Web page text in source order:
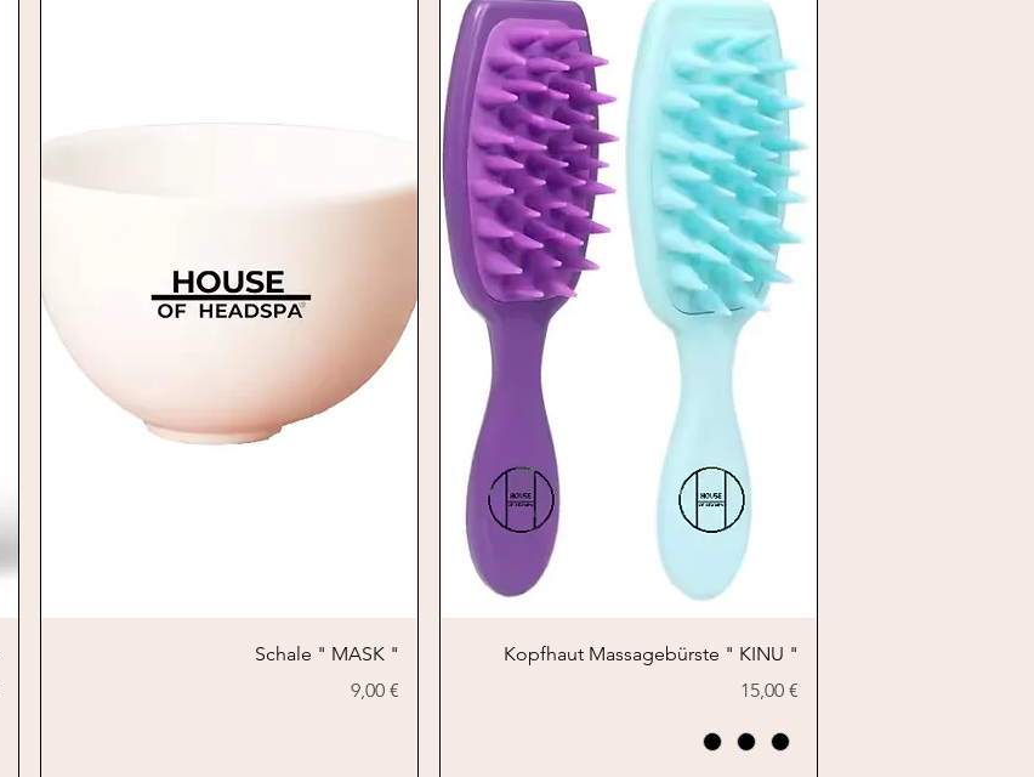
SchnellansichtSchale " MASK "
Preis
9,00 €
Schnellansicht
Kopfhaut Massagebürste " KINU "
Preis
15,00 €